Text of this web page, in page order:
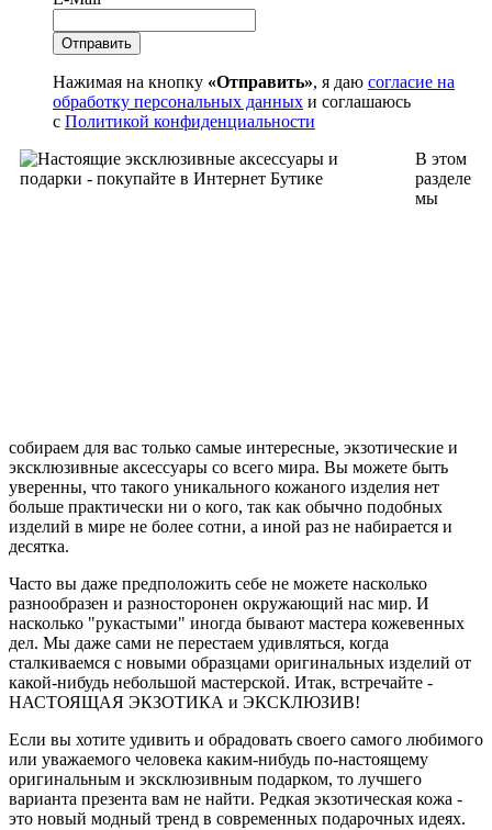
Нажимая на кнопку «Отправить», я даю согласие на
обработку персональных данных и соглашаюсь
с Политикой конфиденциальности
В этом
разделе
мы
собираем для вас только самые интересные, экзотические и
эксклюзивные аксессуары со всего мира. Вы можете быть
уверенны, что такого уникального кожаного изделия нет
больше практически ни о кого, так как обычно подобных
изделий в мире не более сотни, а иной раз не набирается и
десятка.
Часто вы даже предположить себе не можете насколько
разнообразен и разносторонен окружающий нас мир. И
насколько "рукастыми" иногда бывают мастера кожевенных
дел. Мы даже сами не перестаем удивляться, когда
сталкиваемся с новыми образцами оригинальных изделий от
какой-нибудь небольшой мастерской. Итак, встречайте -
НАСТОЯЩАЯ ЭКЗОТИКА и ЭКСКЛЮЗИВ!
Если вы хотите удивить и обрадовать своего самого любимого
или уважаемого человека каким-нибудь по-настоящему
оригинальным и эксклюзивным подарком, то лучшего
варианта презента вам не найти. Редкая экзотическая кожа -
это новый модный тренд в современных подарочных идеях.